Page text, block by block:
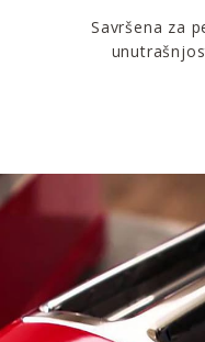
Savršena za